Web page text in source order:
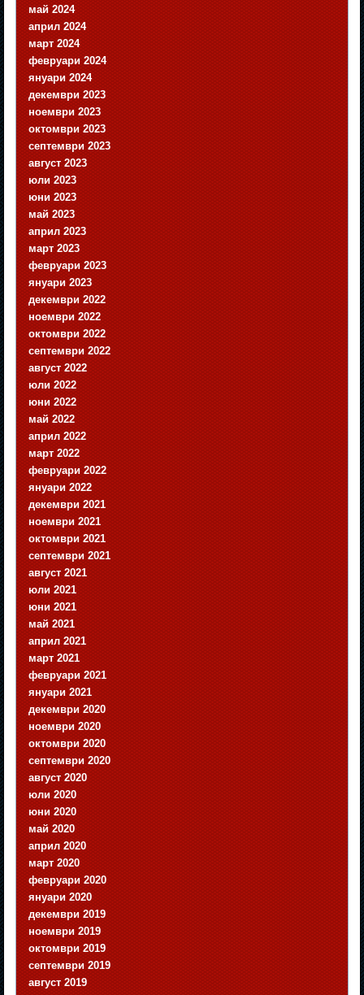
май 2024
април 2024
март 2024
февруари 2024
януари 2024
декември 2023
ноември 2023
октомври 2023
септември 2023
август 2023
юли 2023
юни 2023
май 2023
април 2023
март 2023
февруари 2023
януари 2023
декември 2022
ноември 2022
октомври 2022
септември 2022
август 2022
юли 2022
юни 2022
май 2022
април 2022
март 2022
февруари 2022
януари 2022
декември 2021
ноември 2021
октомври 2021
септември 2021
август 2021
юли 2021
юни 2021
май 2021
април 2021
март 2021
февруари 2021
януари 2021
декември 2020
ноември 2020
октомври 2020
септември 2020
август 2020
юли 2020
юни 2020
май 2020
април 2020
март 2020
февруари 2020
януари 2020
декември 2019
ноември 2019
октомври 2019
септември 2019
август 2019